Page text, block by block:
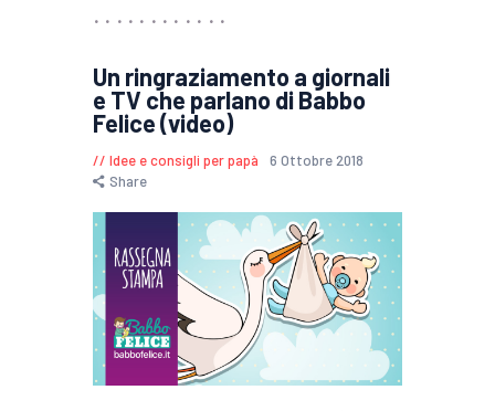
Un ringraziamento a giornali
e TV che parlano di Babbo
Felice (video)
Idee e consigli per papà
6 Ottobre 2018
Share